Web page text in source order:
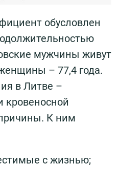
обусловлен
мужчины живут
– 77,4 года.
в Литве –
кровеносной
К ним
с жизнью;